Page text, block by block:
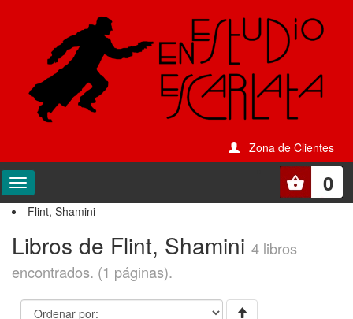
Zona de Clientes
0
Flint, Shamini
Libros de Flint, Shamini 4 libros
encontrados. (1 páginas).